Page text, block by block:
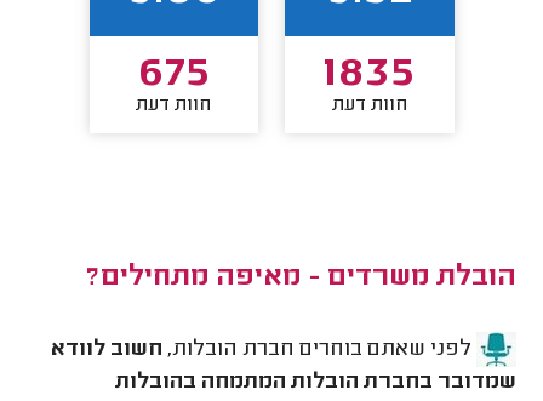
1835
חוות דעת
675
חוות דעת
הובלת משרדים - מאיפה מתחילים?
לפני שאתם בוחרים חברת הובלות, חשוב לוודא
שמדובר בחברת הובלות המתמחה בהובלות